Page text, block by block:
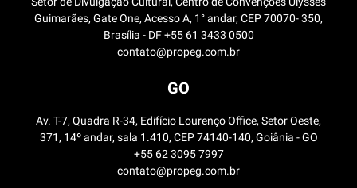
Guimarães, Gate One, Acesso A, 1° andar, CEP 70070- 350,
Brasília - DF +55 61 3433 0500
contato@propeg.com.br
GO
Av. T-7, Quadra R-34, Edifício Lourenço Office, Setor Oeste,
371, 14º andar, sala 1.410, CEP 74140-140, Goiânia - GO
+55 62 3095 7997
contato@propeg.com.br